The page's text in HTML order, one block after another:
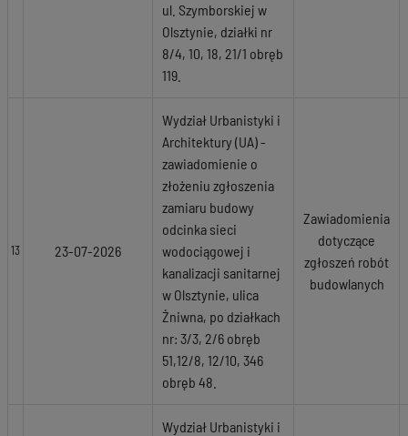
ul. Szymborskiej w
Olsztynie, działki nr
8/4, 10, 18, 21/1 obręb
119.
13 23-07-2026
Wydział Urbanistyki i
Architektury (UA) -
zawiadomienie o
złożeniu zgłoszenia
zamiaru budowy
odcinka sieci
wodociągowej i
kanalizacji sanitarnej
w Olsztynie, ulica
Żniwna, po działkach
nr: 3/3, 2/6 obręb
51,12/8, 12/10, 346
obręb 48.
Zawiadomienia
dotyczące
zgłoszeń robót
budowlanych
Wydział Urbanistyki i